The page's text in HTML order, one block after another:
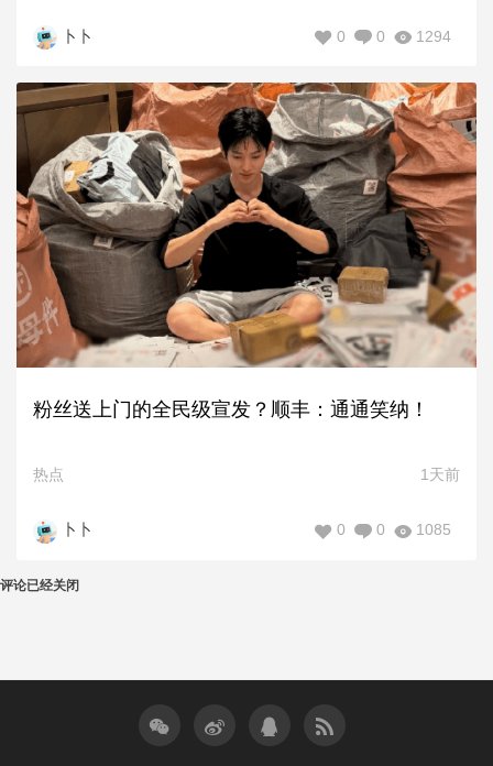
卜卜 1294
0
0
粉丝送上门的全民级宣发？顺丰：通通笑纳！
热点 1天前
卜卜 1085
0
0
评论已经关闭